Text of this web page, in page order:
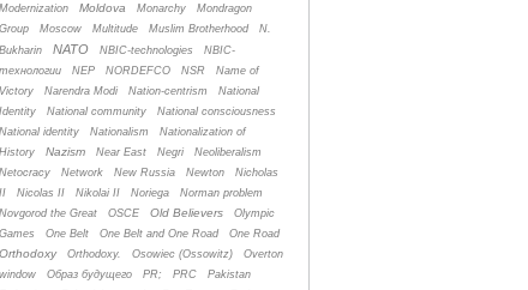
Modernization
Moldova Monarchy
Mondragon
Group
Moscow Multitude Muslim Brotherhood
N.
Bukharin
NATO NBIC-technologies
NBIC-
технологии
NEP NORDEFCO NSR
Name of
Victory
Narendra Modi Nation-centrism
National
Identity
National community
National consciousness
National identity
Nationalism
Nationalization of
History
Nazism Near East Negri
Neoliberalism
Netocracy
Network New Russia Newton
Nicholas
II
Nicolas II Nikolai II Noriega
Norman problem
Novgorod the Great
OSCE Old Believers
Olympic
Games
One Belt One Belt and One Road One Road
Orthodoxy Orthodoxy. Osowiec (Ossowitz)
Overton
window
Oбраз будущего PR; PRC Pakistan